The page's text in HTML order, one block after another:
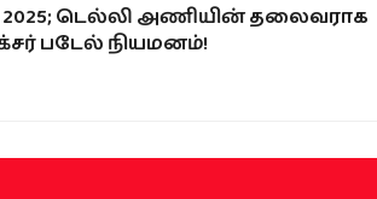
2025; டெல்லி அணியின் தலைவராக
படேல் நியமனம்!